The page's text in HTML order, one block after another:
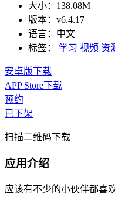
大小： 138.08M
版本： v6.4.17
语言： 中文
标签：
学习 视频 资
安卓版下载
APP Store下载
预约
已下架
扫描二维码下载
应用介绍
应该有不少的小伙伴都喜